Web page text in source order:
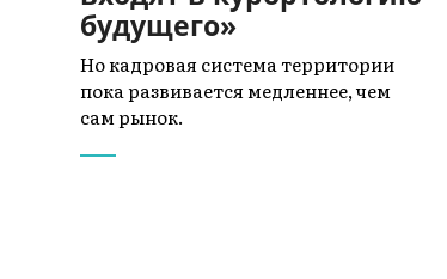
будущего»
Но кадровая система территории
пока развивается медленнее, чем
сам рынок.